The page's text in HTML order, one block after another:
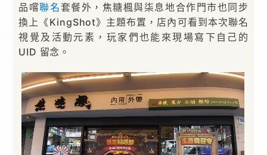
品嚐聯名套餐外，焦糖楓與柒息地合作門市也同步
換上《KingShot》主題布置，店內可看到本次聯名
視覺及活動元素，玩家們也能來現場寫下自己的
UID 留念。